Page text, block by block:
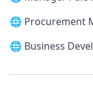
🌐 Procurement
🌐 Business